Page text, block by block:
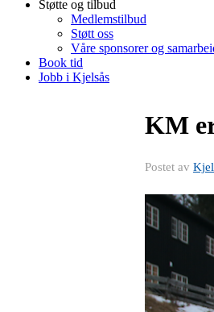
Støtte og tilbud
Medlemstilbud
Støtt oss
Våre sponsorer og
Book tid
Jobb i Kjelsås
KM
Postet av